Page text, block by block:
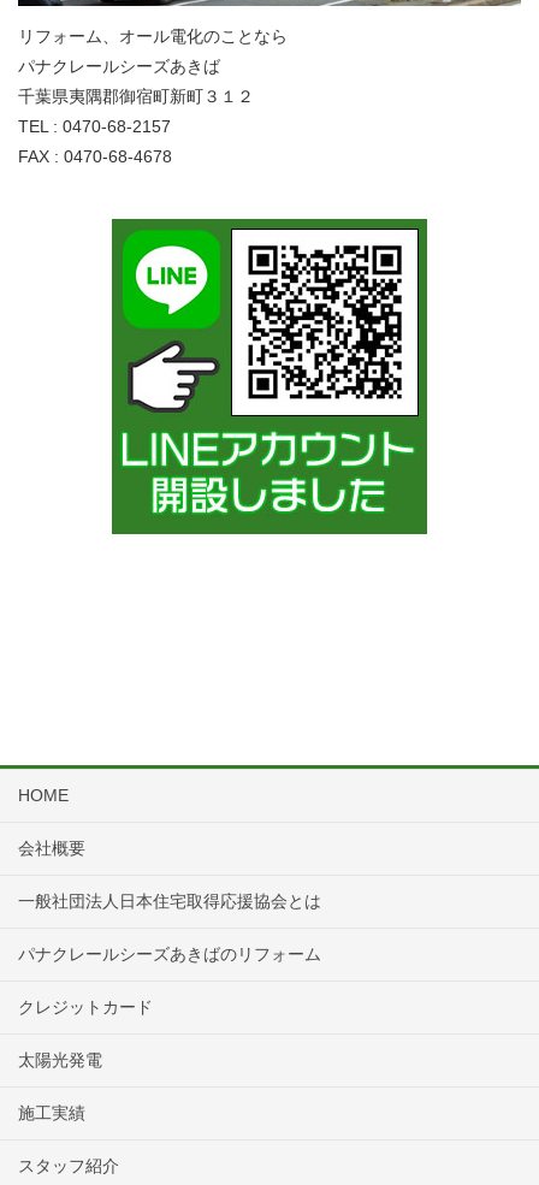
リフォーム、オール電化のことなら
パナクレールシーズあきば
千葉県夷隅郡御宿町新町３１２
TEL : 0470-68-2157
FAX : 0470-68-4678
HOME
会社概要
一般社団法人日本住宅取得応援協会とは
パナクレールシーズあきばのリフォーム
クレジットカード
太陽光発電
施工実績
スタッフ紹介